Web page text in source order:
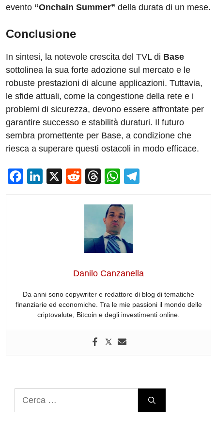
evento “Onchain Summer” della durata di un mese.
Conclusione
In sintesi, la notevole crescita del TVL di Base
sottolinea la sua forte adozione sul mercato e le
robuste prestazioni di alcune applicazioni. Tuttavia,
le sfide attuali, come la congestione della rete e i
problemi di sicurezza, devono essere affrontate per
garantire successo e stabilità duraturi. Il futuro
sembra promettente per Base, a condizione che
riesca a superare questi ostacoli in modo efficace.
F
Li
X
R
d
di
t
T
e
a
d
s
W
at
s
A
p
p
Danilo Canzanella
Da anni sono copywriter e redattore di blog di tematiche
finanziarie ed economiche. Tra le mie passioni il mondo delle
criptovalute, Bitcoin e degli investimenti online.